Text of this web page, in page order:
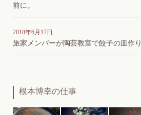
前に。
2018年6月17日
旅家メンバーが陶芸教室で餃子の皿作り
根本博幸の仕事